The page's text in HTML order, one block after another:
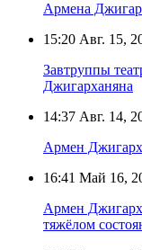
Армена
15:20 Авг. 15,
Завтруппы
Джигарханяна
14:37 Авг. 14,
Армен
16:41 Май 16,
Армен
тяжёлом